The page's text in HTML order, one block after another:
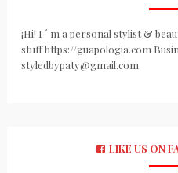
¡Hi! I ´ m a personal stylist &
stuff https://guapologia.com
styledbypaty@gmail.com
LIKE US ON